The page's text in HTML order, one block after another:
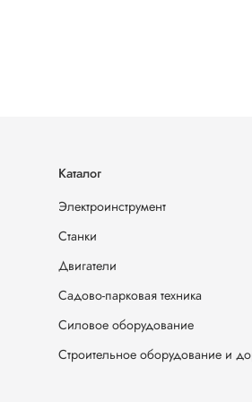
Каталог
Электроинструмент
Станки
Двигатели
Садово-парковая техника
Силовое оборудование
Строительное оборудование и